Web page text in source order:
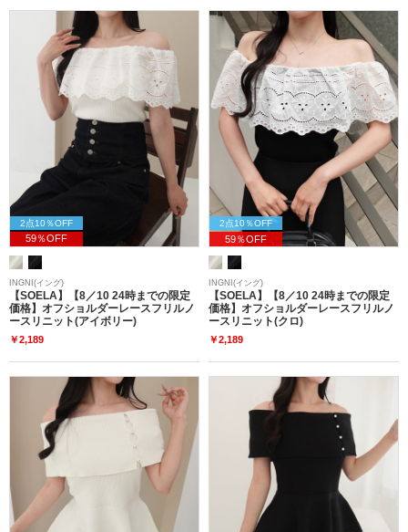
2点10％OFF
59％OFF
INGNI(イング)
【SOELA】【8／10 24時までの限定
価格】オフショルダーレースフリルノ
ースリニット(アイボリー)
￥2,189
2点10％OFF
59％OFF
INGNI(イング)
【SOELA】【8／10 24時までの限定
価格】オフショルダーレースフリルノ
ースリニット(クロ)
￥2,189